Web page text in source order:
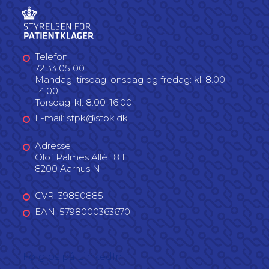
Telefon
72 33 05 00
Mandag, tirsdag, onsdag og fredag: kl. 8.00 -
14.00
Torsdag: kl. 8.00-16.00
E-mail: stpk@stpk.dk
Adresse
Olof Palmes Allé 18 H
8200 Aarhus N
CVR: 39850885
EAN: 5798000363670